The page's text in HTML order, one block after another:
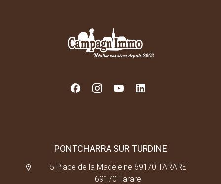
PONTCHARRA SUR TURDINE
5 Place de la Madeleine 69170 TARARE
69170 Tarare